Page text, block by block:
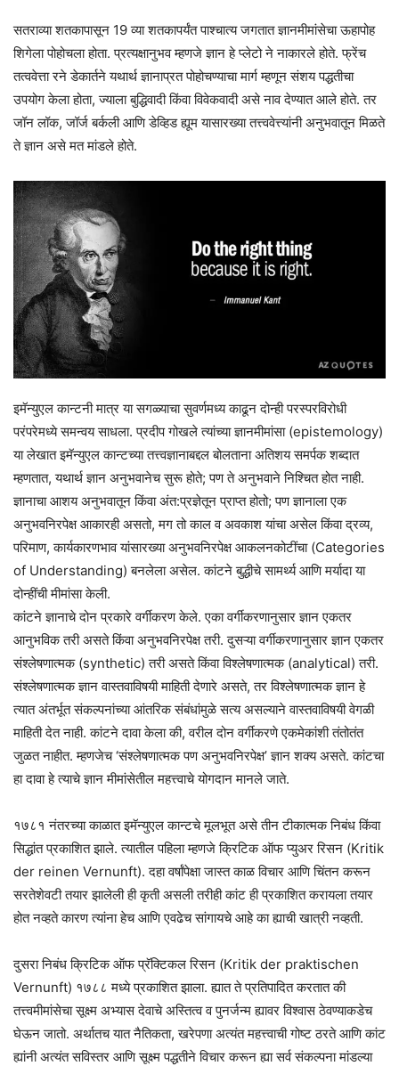
सतराव्या शतकापासून 19 व्या शतकापर्यंत पाश्चात्य जगतात ज्ञानमीमांसेचा ऊहापोह
शिगेला पोहोचला होता. प्रत्यक्षानुभव म्हणजे ज्ञान हे प्लेटो ने नाकारले होते. फ्रेंच
तत्ववेत्ता रने डेकार्तने यथार्थ ज्ञानाप्रत पोहोचण्याचा मार्ग म्हणून संशय पद्धतीचा
उपयोग केला होता, ज्याला बुद्धिवादी किंवा विवेकवादी असे नाव देण्यात आले होते. तर
जॉन लॉक, जॉर्ज बर्कली आणि डेव्हिड ह्यूम यासारख्या तत्त्ववेत्त्यांनी अनुभवातून मिळते
ते ज्ञान असे मत मांडले होते.
इमॅन्युएल कान्टनी मात्र या सगळ्याचा सुवर्णमध्य काढून दोन्ही परस्परविरोधी
परंपरेमध्ये समन्वय साधला. प्रदीप गोखले त्यांच्या ज्ञानमीमांसा (epistemology)
या लेखात इमॅन्युएल कान्टच्या तत्त्वज्ञानाबद्दल बोलताना अतिशय समर्पक शब्दात
म्हणतात, यथार्थ ज्ञान अनुभवानेच सुरू होते; पण ते अनुभवाने निश्चित होत नाही.
ज्ञानाचा आशय अनुभवातून किंवा अंत:प्रज्ञेतून प्राप्त होतो; पण ज्ञानाला एक
अनुभवनिरपेक्ष आकारही असतो, मग तो काल व अवकाश यांचा असेल किंवा द्रव्य,
परिमाण, कार्यकारणभाव यांसारख्या अनुभवनिरपेक्ष आकलनकोटींचा (Categories
of Understanding) बनलेला असेल. कांटने बुद्धीचे सामर्थ्य आणि मर्यादा या
दोन्हींची मीमांसा केली.
कांटने ज्ञानाचे दोन प्रकारे वर्गीकरण केले. एका वर्गीकरणानुसार ज्ञान एकतर
आनुभविक तरी असते किंवा अनुभवनिरपेक्ष तरी. दुसऱ्या वर्गीकरणानुसार ज्ञान एकतर
संश्लेषणात्मक (synthetic) तरी असते किंवा विश्लेषणात्मक (analytical) तरी.
संश्लेषणात्मक ज्ञान वास्तवाविषयी माहिती देणारे असते, तर विश्लेषणात्मक ज्ञान हे
त्यात अंतर्भूत संकल्पनांच्या आंतरिक संबंधांमुळे सत्य असल्याने वास्तवाविषयी वेगळी
माहिती देत नाही. कांटने दावा केला की, वरील दोन वर्गीकरणे एकमेकांशी तंतोतंत
जुळत नाहीत. म्हणजेच ‘संश्लेषणात्मक पण अनुभवनिरपेक्ष’ ज्ञान शक्य असते. कांटचा
हा दावा हे त्याचे ज्ञान मीमांसेतील महत्त्वाचे योगदान मानले जाते.
१७८१ नंतरच्या काळात इमॅन्युएल कान्टचे मूलभूत असे तीन टीकात्मक निबंध किंवा
सिद्धांत प्रकाशित झाले. त्यातील पहिला म्हणजे क्रिटिक ऑफ प्युअर रिसन (Kritik
der reinen Vernunft). दहा वर्षांपेक्षा जास्त काळ विचार आणि चिंतन करून
सरतेशेवटी तयार झालेली ही कृती असली तरीही कांट ही प्रकाशित करायला तयार
होत नव्हते कारण त्यांना हेच आणि एवढेच सांगायचे आहे का ह्याची खात्री नव्हती.
दुसरा निबंध क्रिटिक ऑफ प्रॅक्टिकल रिसन (Kritik der praktischen
Vernunft) १७८८ मध्ये प्रकाशित झाला. ह्यात ते प्रतिपादित करतात की
तत्त्वमीमांसेचा सूक्ष्म अभ्यास देवाचे अस्तित्व व पुनर्जन्म ह्यावर विश्वास ठेवण्याकडेच
घेऊन जातो. अर्थातच यात नैतिकता, खरेपणा अत्यंत महत्त्वाची गोष्ट ठरते आणि कांट
ह्यांनी अत्यंत सविस्तर आणि सूक्ष्म पद्धतीने विचार करून ह्या सर्व संकल्पना मांडल्या